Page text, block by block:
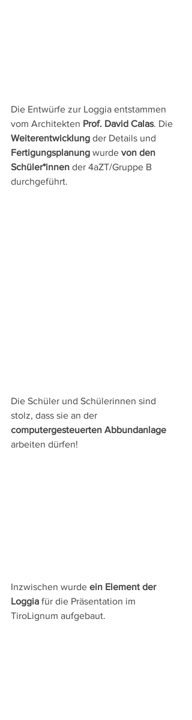
Die Entwürfe zur Loggia entstammen
vom Architekten Prof. David Calas. Die
Weiterentwicklung der Details und
Fertigungsplanung wurde von den
Schüler*innen der 4aZT/Gruppe B
durchgeführt.
Die Schüler und Schülerinnen sind
stolz, dass sie an der
computergesteuerten Abbundanlage
arbeiten dürfen!
Inzwischen wurde ein Element der
Loggia für die Präsentation im
TiroLignum aufgebaut.